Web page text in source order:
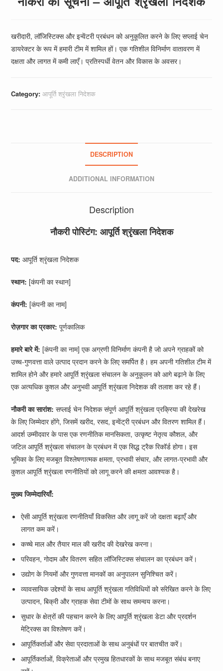
खरीदारी, लॉजिस्टिक्स और इन्वेंटरी प्रबंधन को अनुकूलित करने के लिए सप्लाई चेन
डायरेक्टर के रूप में हमारी टीम में शामिल हों। एक गतिशील विनिर्माण वातावरण में
दक्षता और लागत में कमी लाएँ। प्रतिस्पर्धी वेतन और विकास के अवसर।
Category:आपूर्ति श्रृंखला निदेशक
DESCRIPTION
ADDITIONAL INFORMATION
Description
नौकरी पोस्टिंग: आपूर्ति श्रृंखला निदेशक
पद: आपूर्ति श्रृंखला निदेशक
स्थान: [कंपनी का स्थान]
कंपनी: [कंपनी का नाम]
रोज़गार का प्रकार: पूर्णकालिक
हमारे बारे में: [कंपनी का नाम] एक अग्रणी विनिर्माण कंपनी है जो अपने ग्राहकों को
उच्च-गुणवत्ता वाले उत्पाद प्रदान करने के लिए समर्पित है। हम अपनी गतिशील टीम में
शामिल होने और हमारे आपूर्ति श्रृंखला संचालन के अनुकूलन को आगे बढ़ाने के लिए
एक अत्यधिक कुशल और अनुभवी आपूर्ति श्रृंखला निदेशक की तलाश कर रहे हैं।
नौकरी का सारांश: सप्लाई चेन निदेशक संपूर्ण आपूर्ति श्रृंखला प्रक्रिया की देखरेख
के लिए जिम्मेदार होंगे, जिसमें खरीद, रसद, इन्वेंट्री प्रबंधन और वितरण शामिल हैं।
आदर्श उम्मीदवार के पास एक रणनीतिक मानसिकता, उत्कृष्ट नेतृत्व कौशल, और
जटिल आपूर्ति श्रृंखला संचालन के प्रबंधन में एक सिद्ध ट्रैक रिकॉर्ड होगा। इस
भूमिका के लिए मजबूत विश्लेषणात्मक क्षमता, प्रभावी संचार, और लागत-प्रभावी और
कुशल आपूर्ति श्रृंखला रणनीतियों को लागू करने की क्षमता आवश्यक है।
मुख्य जिम्मेदारियाँ:
ऐसी आपूर्ति श्रृंखला रणनीतियाँ विकसित और लागू करें जो दक्षता बढ़ाएँ और
लागत कम करें।
कच्चे माल और तैयार माल की खरीद की देखरेख करना।
परिवहन, गोदाम और वितरण सहित लॉजिस्टिक्स संचालन का प्रबंधन करें।
उद्योग के नियमों और गुणवत्ता मानकों का अनुपालन सुनिश्चित करें।
व्यावसायिक उद्देश्यों के साथ आपूर्ति श्रृंखला गतिविधियों को संरेखित करने के लिए
उत्पादन, बिक्री और ग्राहक सेवा टीमों के साथ समन्वय करना।
सुधार के क्षेत्रों की पहचान करने के लिए आपूर्ति श्रृंखला डेटा और प्रदर्शन
मेट्रिक्स का विश्लेषण करें।
आपूर्तिकर्ताओं और सेवा प्रदाताओं के साथ अनुबंधों पर बातचीत करें।
आपूर्तिकर्ताओं, विक्रेताओं और प्रमुख हितधारकों के साथ मजबूत संबंध बनाए